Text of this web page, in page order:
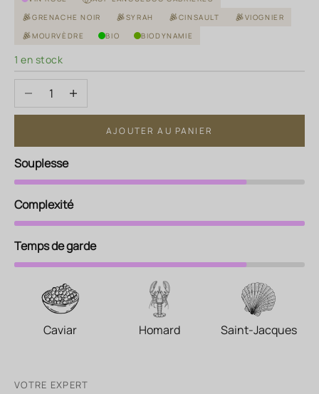
GRENACHE NOIR
SYRAH CINSAULT
VIOGNIER
MOURVÈDRE
BIO BIODYNAMIE
1 en stock
Diminuer la quantitéAugmenter la quantité
AJOUTER AU PANIER
Souplesse
Complexité
Temps de garde
Caviar Homard Saint-Jacques
VOTRE EXPERT